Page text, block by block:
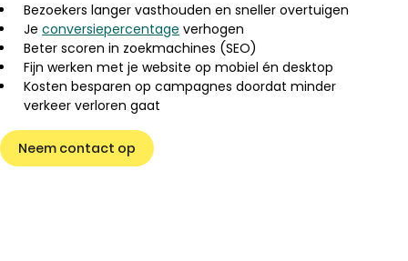
Bezoekers langer vasthouden en sneller overtuigen
Je conversiepercentage verhogen
Beter scoren in zoekmachines (SEO)
Fijn werken met je website op mobiel én desktop
Kosten besparen op campagnes doordat minder
verkeer verloren gaat
Neem contact op